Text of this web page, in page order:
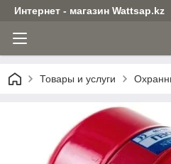
Интернет - магазин Wattsap.kz
Товары и услуги